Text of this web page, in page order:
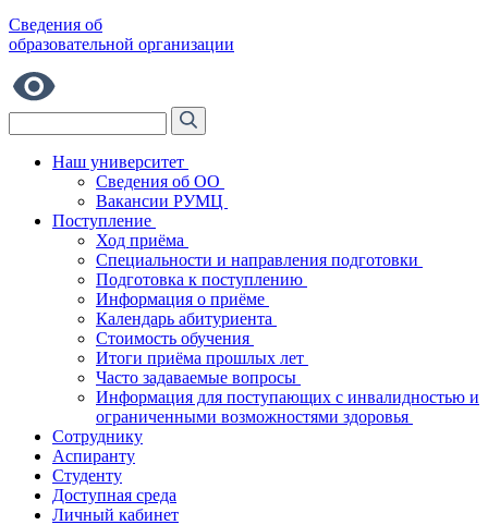
Сведения об
образовательной организации
Наш университет
Сведения об ОО
Вакансии РУМЦ
Поступление
Ход приёма
Специальности и направления подготовки
Подготовка к поступлению
Информация о приёме
Календарь абитуриента
Стоимость обучения
Итоги приёма прошлых лет
Часто задаваемые вопросы
Информация для поступающих с инвалидностью и
ограниченными возможностями здоровья
Сотруднику
Аспиранту
Студенту
Доступная среда
Личный кабинет